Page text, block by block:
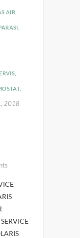
AIR,
,
,
2018